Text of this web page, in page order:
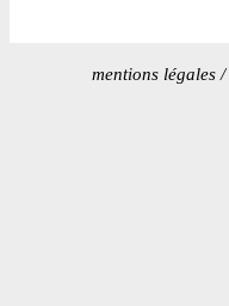
mentions légales /